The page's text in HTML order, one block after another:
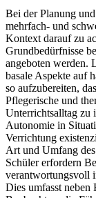
Bei der Planung
mehrfach- und
Kontext darauf zu
Grundbedürfnisse
angeboten werden.
basale Aspekte auf
so aufzubereiten,
Pflegerische und
Unterrichtsalltag zu
Autonomie in
Verrichtung
Art und Umfang
Schüler erfordern
verantwortungsvoll
Dies umfasst neben